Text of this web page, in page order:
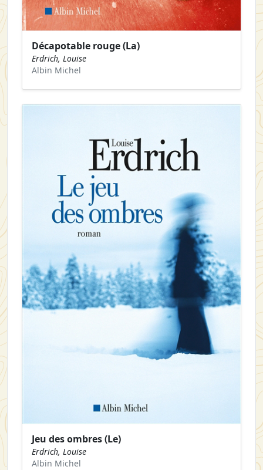
Décapotable rouge (La)
Erdrich, Louise
Albin Michel
Jeu des ombres (Le)
Erdrich, Louise
Albin Michel